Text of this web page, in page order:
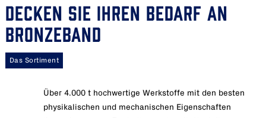
DECKEN SIE IHREN BEDARF AN
BRONZEBAND
Das Sortiment
Über 4.000 t hochwertige Werkstoffe mit den besten
physikalischen und mechanischen Eigenschaften